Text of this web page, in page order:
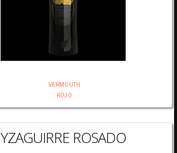
VERMOUTH
ROJO
YZAGUIRRE ROSADO